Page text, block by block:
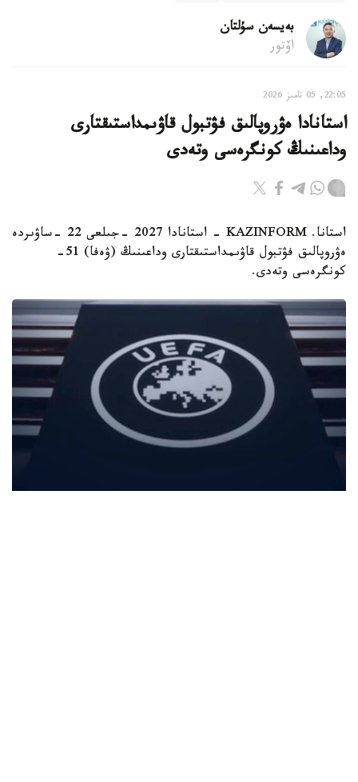
بەيسەن سۇلتان
اۆتور
22:05, 05 تامىز 2026
استانادا ەۋروپالىق فۋتبول قاۋىمداستىقتارى
وداعىنىڭ كونگرەسى وتەدى
استانا. KAZINFORM - استانادا 2027 -جىلعى 22 -ساۋىردە
ەۋروپالىق فۋتبول قاۋىمداستىقتارى وداعىنىڭ (ۋەفا) 51-
كونگرەسى وتەدى.